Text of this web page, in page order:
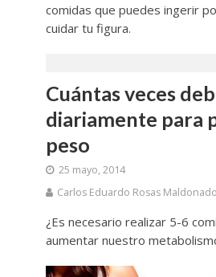
comidas que puedes ingerir
cuidar tu figura.
Cuántas veces
diariamente para
peso
25 mayo, 2014
Carlos Eduardo Rosas Maldonado
¿Es necesario realizar 5-6
aumentar nuestro